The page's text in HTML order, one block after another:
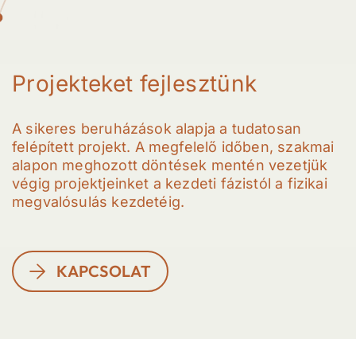
Projekteket fejlesztünk
A sikeres beruházások alapja a tudatosan
felépített projekt. A megfelelő időben, szakmai
alapon meghozott döntések mentén vezetjük
végig projektjeinket a kezdeti fázistól a fizikai
megvalósulás kezdetéig.
KAPCSOLAT